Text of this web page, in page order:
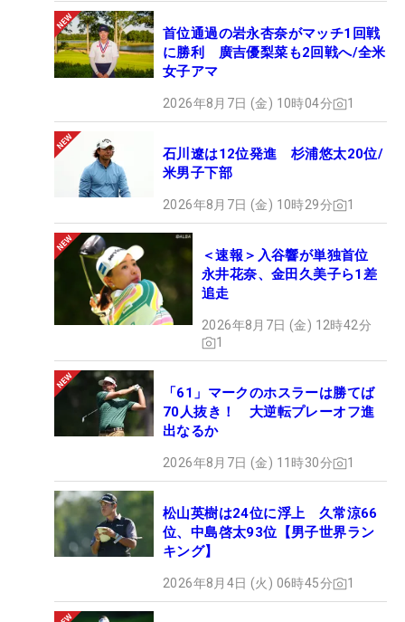
首位通過の岩永杏奈がマッチ1回戦
に勝利 廣吉優梨菜も2回戦へ/全米
女子アマ
2026年8月7日 (金) 10時04分 1
石川遼は12位発進 杉浦悠太20位/
米男子下部
2026年8月7日 (金) 10時29分 1
＜速報＞入谷響が単独首位
永井花奈、金田久美子ら1差
追走
2026年8月7日 (金) 12時42分
1
「61」マークのホスラーは勝てば
70人抜き！ 大逆転プレーオフ進
出なるか
2026年8月7日 (金) 11時30分 1
松山英樹は24位に浮上 久常涼66
位、中島啓太93位【男子世界ラン
キング】
2026年8月4日 (火) 06時45分 1